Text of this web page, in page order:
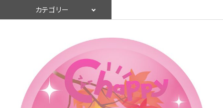
カテゴリー
入荷スケジュールをチェック
カプセルトイマシン本体